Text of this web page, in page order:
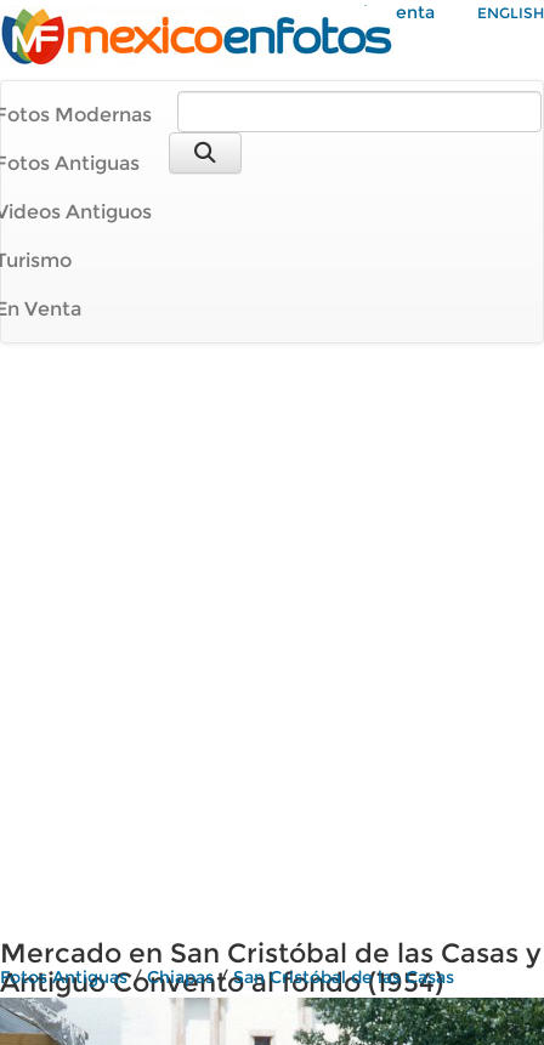
Mi Cuenta ENGLISH
Modernas
Antiguas
Antiguos
Venta
Mercado en San Cristóbal de las Casas y
Antiguo Convento al fondo (1954)
Fotos Antiguas/Chiapas/San Cristóbal de las Casas